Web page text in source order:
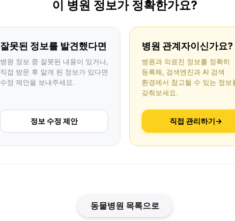
이 병원 정보가 정확한가요?
잘못된 정보를 발견했다면
병원 정보 중 잘못된 내용이 있거나,
직접 방문 후 알게 된 정보가 있다면
수정 제안을 보내주세요.
정보 수정 제안
병원 관계자이신가요?
병원과 의료진 정보를 정확히
등록해, 검색엔진과 AI 검색
환경에서 참고될 수 있는 정보
갖춰보세요.
직접 관리하기→
동물병원 목록으로